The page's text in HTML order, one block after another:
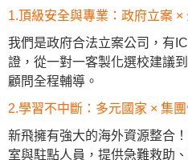
1.頂級安全與專業：政府立案 ×
我們是政府合法立案公司，有
證，從一對一客製化選校建議
顧問全程輔導。
2.學習不中斷：多元國家 × 集
新飛擁有強大的海外資源整合
室與駐點人員，提供急難救助